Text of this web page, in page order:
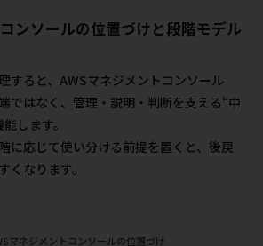
ンソールの位置づけと段階モデル
すると、AWSマネジメントコンソール
ではなく、管理・説明・判断を支える“中
します。
に応じて使い分ける前提を置くと、後戻
くなります。
マネジメントコンソールの位置づけ